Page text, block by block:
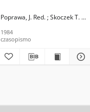
Poprawa, J. Red. ; Skoczek T. Red.
1984
czasopismo